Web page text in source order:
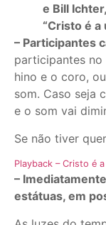
e Bill
“Cristo é a
– Participantes
participantes
hino e o coro,
som. Caso seja
e o som vai
Se não tiver
Playback – Cristo é
–
estátuas, em